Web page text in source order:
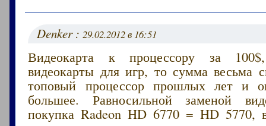
Denker :29.02.2012 в 16:51
Видеокарта к процессору за
видеокарты для игр, то сумма весьма
топовый процессор прошлых лет и
большее. Равносильной заменой
покупка Radeon HD 6770 = HD 5770,